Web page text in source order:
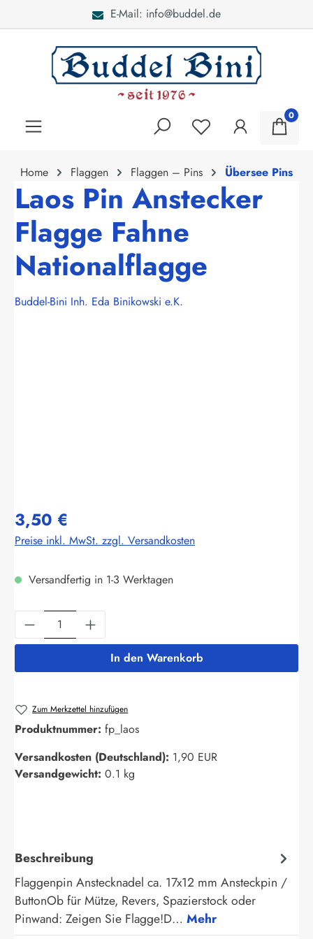
E-Mail: info@buddel.de
0
Home Flaggen Flaggen – Pins Übersee Pins
Laos Pin Anstecker
Flagge Fahne
Nationalflagge
Buddel-Bini Inh. Eda Binikowski e.K.
3,50 €
Preise inkl. MwSt. zzgl. Versandkosten
Versandfertig in 1-3 Werktagen
Produkt Anzahl: Gib den gewünschten
In den Warenkorb
Zum Merkzettel hinzufügen
Produktnummer: fp_laos
Versandkosten (Deutschland): 1,90 EUR
Versandgewicht: 0.1 kg
Beschreibung
Flaggenpin Anstecknadel ca. 17x12 mm Ansteckpin /
ButtonOb für Mütze, Revers, Spazierstock oder
Pinwand: Zeigen Sie Flagge!D… Mehr